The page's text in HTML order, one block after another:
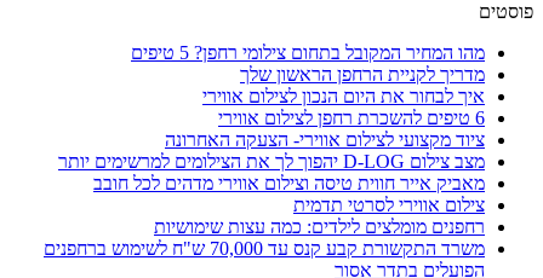
פוסטים
מהו המחיר המקובל בתחום צילומי רחפן? 5 טיפים
מדריך לקניית הרחפן הראשון שלך
איך לבחור את היום הנכון לצילום אווירי
6 טיפים להשכרת רחפן לצילום אווירי
ציוד מקצועי לצילום אווירי- הצעקה האחרונה
מצב צילום D-LOG יהפוך לך את הצילומים למרשימים יותר
מאביק אייר חווית טיסה וצילום אווירי מדהים לכל חובב
צילום אווירי לסרטי תדמית
רחפנים מומלצים לילדים: כמה עצות שימושיות
משרד התקשורת קבע קנס עד 70,000 ש"ח לשימוש ברחפנים
הפועלים בתדר אסור